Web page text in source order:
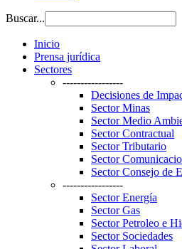
Buscar...
Inicio
Prensa jurídica
Sectores
-----------------
Decisiones de
Sector Minas
Sector Medio
Sector Contractual
Sector Tributario
Sector
Sector Consejo de
-----------------
Sector Energía
Sector Gas
Sector Petroleo e
Sector Sociedades